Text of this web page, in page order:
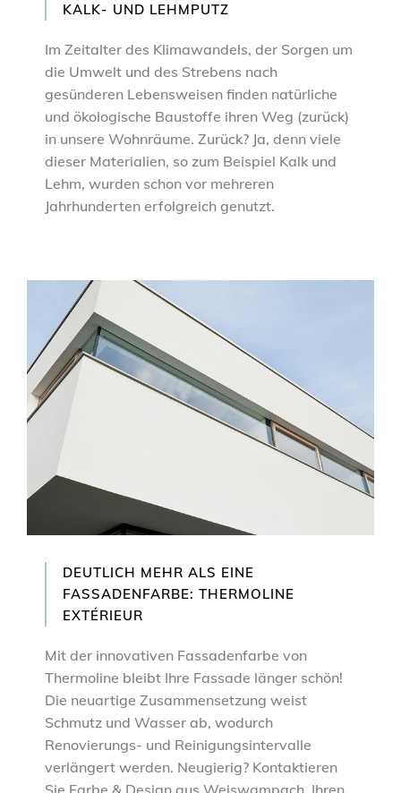
KALK- UND LEHMPUTZ
Im Zeitalter des Klimawandels, der Sorgen um
die Umwelt und des Strebens nach
gesünderen Lebensweisen finden natürliche
und ökologische Baustoffe ihren Weg (zurück)
in unsere Wohnräume. Zurück? Ja, denn viele
dieser Materialien, so zum Beispiel Kalk und
Lehm, wurden schon vor mehreren
Jahrhunderten erfolgreich genutzt.
DEUTLICH MEHR ALS EINE
FASSADENFARBE: THERMOLINE
EXTÉRIEUR
Mit der innovativen Fassadenfarbe von
Thermoline bleibt Ihre Fassade länger schön!
Die neuartige Zusammensetzung weist
Schmutz und Wasser ab, wodurch
Renovierungs- und Reinigungsintervalle
verlängert werden. Neugierig? Kontaktieren
Sie Farbe & Design aus Weiswampach, Ihren